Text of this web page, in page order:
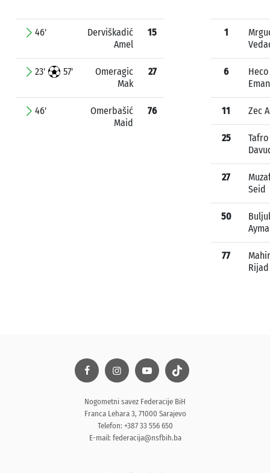
46'
Derviškadić
Amel
15
23' 57'
Omeragic
Mak
27
46'
Omerbašić
Maid
76
1
6
Heco
Eman
11 Zec
25
Tafro
27
Seid
50
77
Mahir
Rijad
Nogometni savez Federacije BiH
Franca Lehara 3, 71000 Sarajevo
Telefon: +387 33 556 650
E-mail: federacija@nsfbih.ba